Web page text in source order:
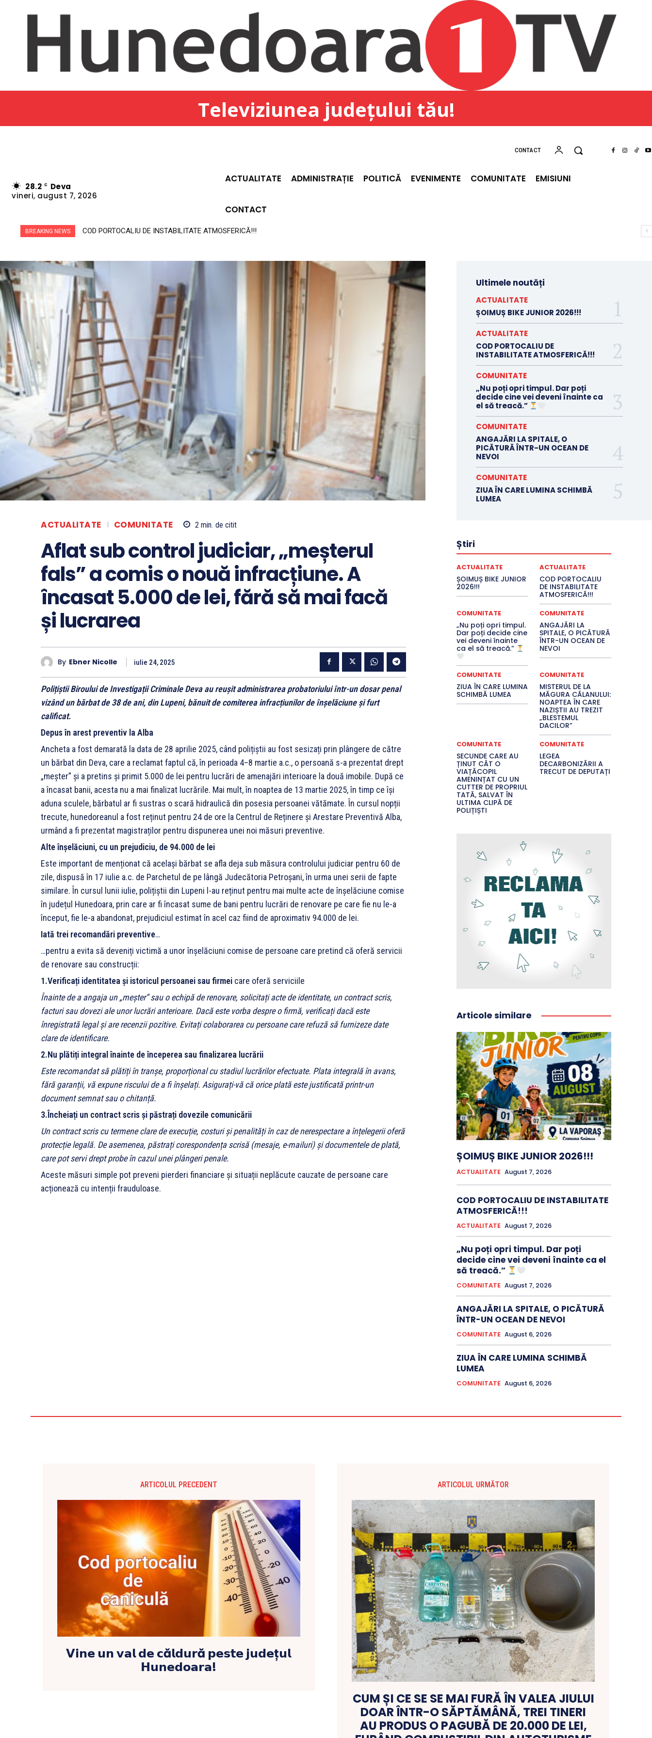
Televiziunea județului tău!
28.2 C
Deva
vineri, august 7, 2026
CONTACT
ACTUALITATE ADMINISTRAȚIE POLITICĂ EVENIMENTE COMUNITATE EMISIUNI
CONTACT
BREAKING NEWS „Nu poți opri timpul. Dar poți decide cine vei deveni înainte ca el să treacă.”
ACTUALITATE COMUNITATE 2 min. de citit
Aflat sub control judiciar, „meșterul
fals” a comis o nouă infracțiune. A
încasat 5.000 de lei, fără să mai facă
și lucrarea
By Ebner Nicolle iulie 24, 2025
Polițiștii Biroului de Investigații Criminale Deva au reușit administrarea probatoriului într-un dosar penal
vizând un bărbat de 38 de ani, din Lupeni, bănuit de comiterea infracțiunilor de înșelăciune și furt
calificat.
Depus în arest preventiv la Alba
Ancheta a fost demarată la data de 28 aprilie 2025, când polițiștii au fost sesizați prin plângere de către
un bărbat din Deva, care a reclamat faptul că, în perioada 4–8 martie a.c., o persoană s-a prezentat drept
„meșter” și a pretins și primit 5.000 de lei pentru lucrări de amenajări interioare la două imobile. După ce
a încasat banii, acesta nu a mai finalizat lucrările. Mai mult, în noaptea de 13 martie 2025, în timp ce își
aduna sculele, bărbatul ar fi sustras o scară hidraulică din posesia persoanei vătămate. În cursul nopții
trecute, hunedoreanul a fost reținut pentru 24 de ore la Centrul de Reținere și Arestare Preventivă Alba,
urmând a fi prezentat magistraților pentru dispunerea unei noi măsuri preventive.
Alte înșelăciuni, cu un prejudiciu, de 94.000 de lei
Este important de menționat că același bărbat se afla deja sub măsura controlului judiciar pentru 60 de
zile, dispusă în 17 iulie a.c. de Parchetul de pe lângă Judecătoria Petroșani, în urma unei serii de fapte
similare. În cursul lunii iulie, polițiștii din Lupeni l-au reținut pentru mai multe acte de înșelăciune comise
în județul Hunedoara, prin care ar fi încasat sume de bani pentru lucrări de renovare pe care fie nu le-a
început, fie le-a abandonat, prejudiciul estimat în acel caz fiind de aproximativ 94.000 de lei.
Iată trei recomandări preventive…
…pentru a evita să deveniți victimă a unor înșelăciuni comise de persoane care pretind că oferă servicii
de renovare sau construcții:
1.Verificați identitatea și istoricul persoanei sau firmei care oferă serviciile
Înainte de a angaja un „meșter” sau o echipă de renovare, solicitați acte de identitate, un contract scris,
facturi sau dovezi ale unor lucrări anterioare. Dacă este vorba despre o firmă, verificați dacă este
înregistrată legal și are recenzii pozitive. Evitați colaborarea cu persoane care refuză să furnizeze date
clare de identificare.
2.Nu plătiți integral înainte de începerea sau finalizarea lucrării
Este recomandat să plătiți în tranșe, proporțional cu stadiul lucrărilor efectuate. Plata integrală în avans,
fără garanții, vă expune riscului de a fi înșelați. Asigurați-vă că orice plată este justificată printr-un
document semnat sau o chitanță.
3.Încheiați un contract scris și păstrați dovezile comunicării
Un contract scris cu termene clare de execuție, costuri și penalități în caz de nerespectare a înțelegerii oferă
protecție legală. De asemenea, păstrați corespondența scrisă (mesaje, e-mailuri) și documentele de plată,
care pot servi drept probe în cazul unei plângeri penale.
Aceste măsuri simple pot preveni pierderi financiare și situații neplăcute cauzate de persoane care
acționează cu intenții frauduloase.
Ultimele noutăți
ACTUALITATE
ȘOIMUȘ BIKE JUNIOR 2026!!!
ACTUALITATE
COD PORTOCALIU DE
INSTABILITATE ATMOSFERICĂ!!!
COMUNITATE
„Nu poți opri timpul. Dar poți
decide cine vei deveni înainte ca
el să treacă.”
COMUNITATE
ANGAJĂRI LA SPITALE, O
PICĂTURĂ ÎNTR-UN OCEAN DE
NEVOI
COMUNITATE
ZIUA ÎN CARE LUMINA SCHIMBĂ
LUMEA
Știri
ACTUALITATE
ȘOIMUȘ BIKE JUNIOR
2026!!!
ACTUALITATE
COD PORTOCALIU
DE INSTABILITATE
ATMOSFERICĂ!!!
COMUNITATE
„Nu poți opri timpul.
Dar poți decide cine
vei deveni înainte
ca el să treacă.”
COMUNITATE
ANGAJĂRI LA
SPITALE, O PICĂTURĂ
ÎNTR-UN OCEAN DE
NEVOI
COMUNITATE
ZIUA ÎN CARE LUMINA
SCHIMBĂ LUMEA
COMUNITATE
MISTERUL DE LA
MĂGURA CĂLANULUI:
NOAPTEA ÎN CARE
NAZIȘTII AU TREZIT
„BLESTEMUL
DACILOR”
COMUNITATE
SECUNDE CARE AU
ȚINUT CÂT O
VIAȚĂCOPIL
AMENINȚAT CU UN
CUTTER DE PROPRIUL
TATĂ, SALVAT ÎN
ULTIMA CLIPĂ DE
POLIȚIȘTI
COMUNITATE
LEGEA
DECARBONIZĂRII A
TRECUT DE DEPUTAȚI
Articole similare
ȘOIMUȘ BIKE JUNIOR 2026!!!
ACTUALITATE August 7, 2026
COD PORTOCALIU DE INSTABILITATE
ATMOSFERICĂ!!!
ACTUALITATE August 7, 2026
„Nu poți opri timpul. Dar poți
decide cine vei deveni înainte ca el
să treacă.”
COMUNITATE August 7, 2026
ANGAJĂRI LA SPITALE, O PICĂTURĂ
ÎNTR-UN OCEAN DE NEVOI
COMUNITATE August 6, 2026
ZIUA ÎN CARE LUMINA SCHIMBĂ
LUMEA
COMUNITATE August 6, 2026
ARTICOLUL PRECEDENT
𝗩𝗶𝗻𝗲 𝘂𝗻 𝘃𝗮𝗹 𝗱𝗲 𝗰ă𝗹𝗱𝘂𝗿ă 𝗽𝗲𝘀𝘁𝗲 𝗷𝘂𝗱𝗲ț𝘂𝗹
𝗛𝘂𝗻𝗲𝗱𝗼𝗮𝗿𝗮!
ARTICOLUL URMĂTOR
CUM ȘI CE SE SE MAI FURĂ ÎN VALEA JIULUI
DOAR ÎNTR-O SĂPTĂMÂNĂ, TREI TINERI
AU PRODUS O PAGUBĂ DE 20.000 DE LEI,